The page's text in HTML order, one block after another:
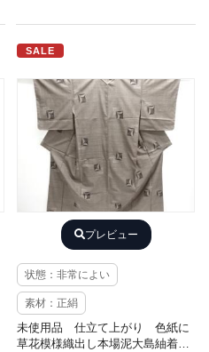
SALE
プレビュー
状態：非常によい
素材：正絹
未使用品 仕立て上がり 色紙に
草花模様織出し本場泥大島紬着物